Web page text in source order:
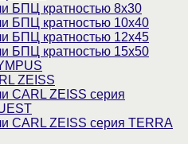
БПЦ кратностью 8х30
БПЦ кратностью 10х40
БПЦ кратностью 12х45
БПЦ кратностью 15х50
ZEISS
CARL ZEISS серия
CARL ZEISS серия TERRA